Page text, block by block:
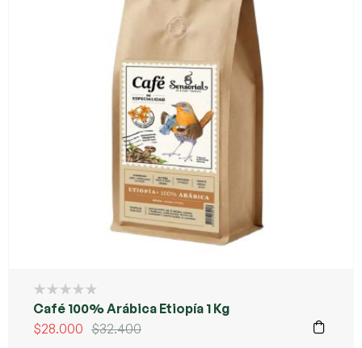
Café 100% Arábica Etiopía 1 Kg
$32.400
$28.000